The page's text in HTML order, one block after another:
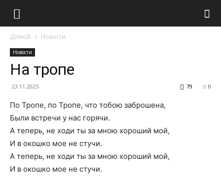
Домой Новости
Новости
На тропе
23.11.2025 0
79
По Тропе, по Тропе, что тобою заброшена,
Были встречи у нас горячи.
А теперь, не ходи ты за мною хороший мой,
И в окошко мое не стучи.
А теперь, не ходи ты за мною хороший мой,
И в окошко мое не стучи.